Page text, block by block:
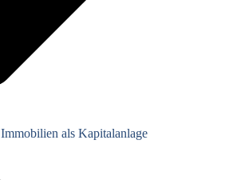
Immobilien als Kapitalanlage